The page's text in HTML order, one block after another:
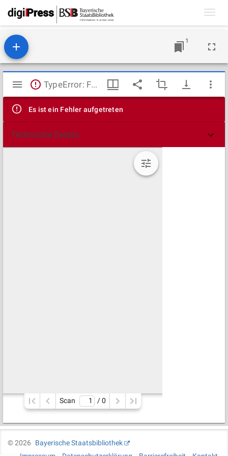
1
Mirador
Viewer
TypeError: Failed to fetch
Es ist ein Fehler aufgetreten
Technische Details
Scan / 0
©2026
Bayerische Staatsbibliothek